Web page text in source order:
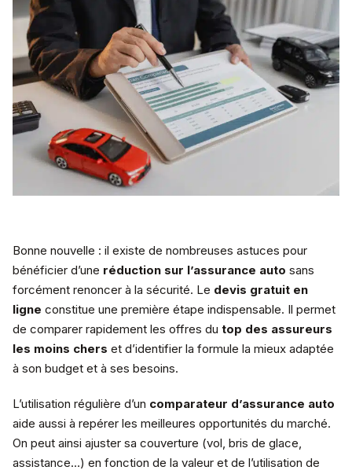
Bonne nouvelle : il existe de nombreuses astuces pour
bénéficier d’une réduction sur l’assurance auto sans
forcément renoncer à la sécurité. Le devis gratuit en
ligne constitue une première étape indispensable. Il permet
de comparer rapidement les offres du top des assureurs
les moins chers et d’identifier la formule la mieux adaptée
à son budget et à ses besoins.
L’utilisation régulière d’un comparateur d’assurance auto
aide aussi à repérer les meilleures opportunités du marché.
On peut ainsi ajuster sa couverture (vol, bris de glace,
assistance…) en fonction de la valeur et de l’utilisation de